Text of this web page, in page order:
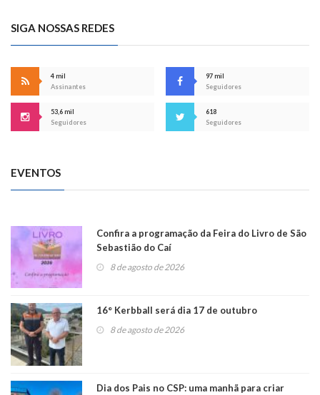
SIGA NOSSAS REDES
4 mil
Assinantes
97 mil
Seguidores
53,6 mil
Seguidores
618
Seguidores
EVENTOS
Confira a programação da Feira do Livro de São
Sebastião do Caí
8 de agosto de 2026
16° Kerbball será dia 17 de outubro
8 de agosto de 2026
Dia dos Pais no CSP: uma manhã para criar